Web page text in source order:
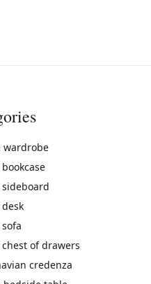
wardrobe
of drawers
credenza